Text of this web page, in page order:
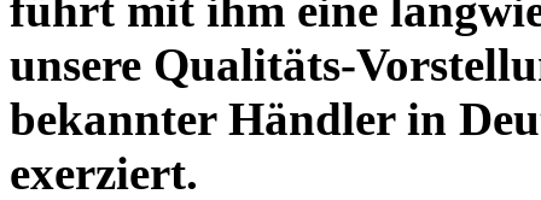
unsere Qualitäts-
bekannter Händler in
exerziert.